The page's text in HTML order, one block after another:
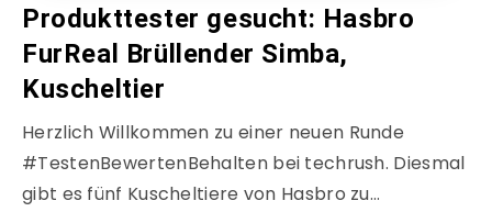
Produkttester gesucht: Hasbro
FurReal Brüllender Simba,
Kuscheltier
Herzlich Willkommen zu einer neuen Runde
#TestenBewertenBehalten bei techrush. Diesmal
gibt es fünf Kuscheltiere von Hasbro zu…